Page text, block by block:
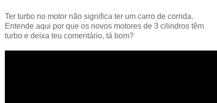
Ter turbo no motor não significa ter um carro de corrida.
Entende aqui por que os novos motores de 3 cilindros têm
turbo e deixa teu comentário, tá bom?